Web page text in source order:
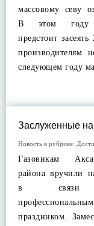
массовому севу
В этом
предстоит
производителям
следующем году
Заслуженные
Новость в рубрике:
Газовикам
района вручили
в
профессиональным
праздником.